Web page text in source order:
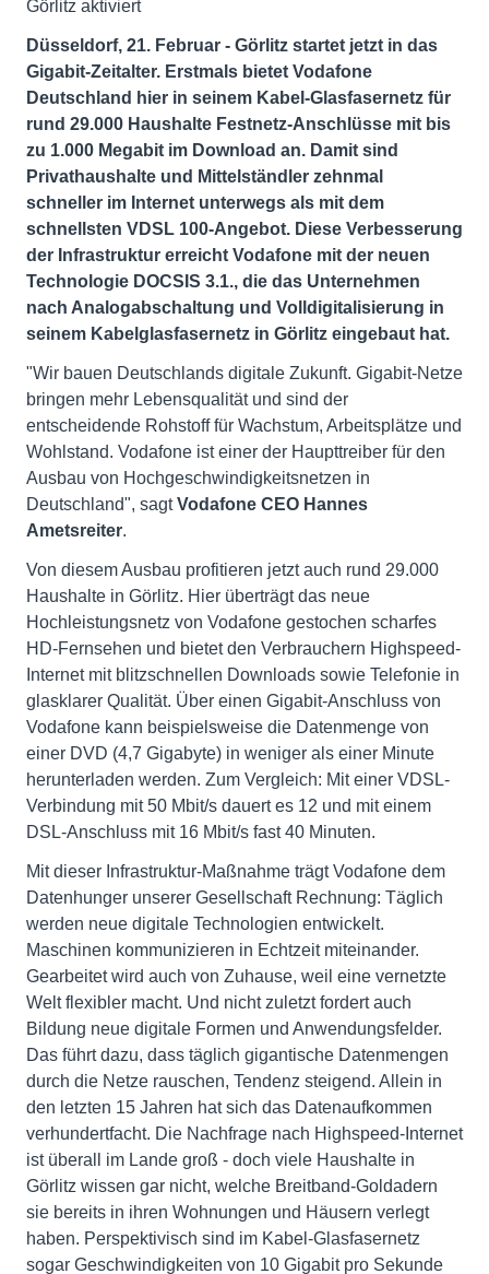
Görlitz aktiviert
Düsseldorf, 21. Februar - Görlitz startet jetzt in das
Gigabit-Zeitalter. Erstmals bietet Vodafone
Deutschland hier in seinem Kabel-Glasfasernetz für
rund 29.000 Haushalte Festnetz-Anschlüsse mit bis
zu 1.000 Megabit im Download an. Damit sind
Privathaushalte und Mittelständler zehnmal
schneller im Internet unterwegs als mit dem
schnellsten VDSL 100-Angebot. Diese Verbesserung
der Infrastruktur erreicht Vodafone mit der neuen
Technologie DOCSIS 3.1., die das Unternehmen
nach Analogabschaltung und Volldigitalisierung in
seinem Kabelglasfasernetz in Görlitz eingebaut hat.
"Wir bauen Deutschlands digitale Zukunft. Gigabit-Netze
bringen mehr Lebensqualität und sind der
entscheidende Rohstoff für Wachstum, Arbeitsplätze und
Wohlstand. Vodafone ist einer der Haupttreiber für den
Ausbau von Hochgeschwindigkeitsnetzen in
Deutschland", sagtVodafone CEO Hannes
Ametsreiter.
Von diesem Ausbau profitieren jetzt auch rund 29.000
Haushalte in Görlitz. Hier überträgt das neue
Hochleistungsnetz von Vodafone gestochen scharfes
HD-Fernsehen und bietet den Verbrauchern Highspeed-
Internet mit blitzschnellen Downloads sowie Telefonie in
glasklarer Qualität. Über einen Gigabit-Anschluss von
Vodafone kann beispielsweise die Datenmenge von
einer DVD (4,7 Gigabyte) in weniger als einer Minute
herunterladen werden. Zum Vergleich: Mit einer VDSL-
Verbindung mit 50 Mbit/s dauert es 12 und mit einem
DSL-Anschluss mit 16 Mbit/s fast 40 Minuten.
Mit dieser Infrastruktur-Maßnahme trägt Vodafone dem
Datenhunger unserer Gesellschaft Rechnung: Täglich
werden neue digitale Technologien entwickelt.
Maschinen kommunizieren in Echtzeit miteinander.
Gearbeitet wird auch von Zuhause, weil eine vernetzte
Welt flexibler macht. Und nicht zuletzt fordert auch
Bildung neue digitale Formen und Anwendungsfelder.
Das führt dazu, dass täglich gigantische Datenmengen
durch die Netze rauschen, Tendenz steigend. Allein in
den letzten 15 Jahren hat sich das Datenaufkommen
verhundertfacht. Die Nachfrage nach Highspeed-Internet
ist überall im Lande groß - doch viele Haushalte in
Görlitz wissen gar nicht, welche Breitband-Goldadern
sie bereits in ihren Wohnungen und Häusern verlegt
haben. Perspektivisch sind im Kabel-Glasfasernetz
sogar Geschwindigkeiten von 10 Gigabit pro Sekunde